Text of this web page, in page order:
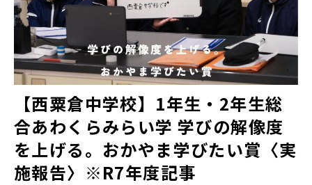
【西粟倉中学校】1年生・2年生総
合あわくらみらい学 学びの解像度
を上げる。おかやま学びたい賞〈実
施報告〉※R7年度記事